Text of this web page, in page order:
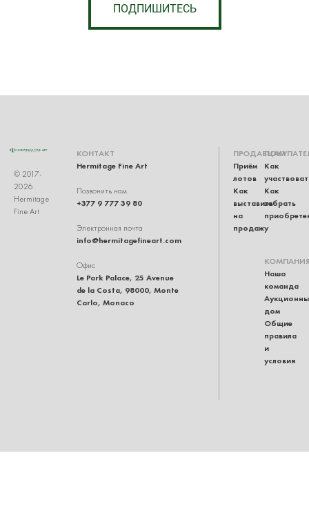
ПОДПИШИТЕСЬ
© 2017-
2026
Hermitage
Fine Art
КОНТАКТ
Hermitage Fine Art
Позвонить нам
+377 9 777 39 80
Электронная почта
info@hermitagefineart.com
Офис
Le Park Palace, 25 Avenue
de la Costa, 98000, Monte
Carlo, Monaco
ПРОДАВЦАМ
Приём
лотов
Как
выставить
на
продажу
Как
Как
забрать
Наша
команда
дом
Общие
правила
и
условия